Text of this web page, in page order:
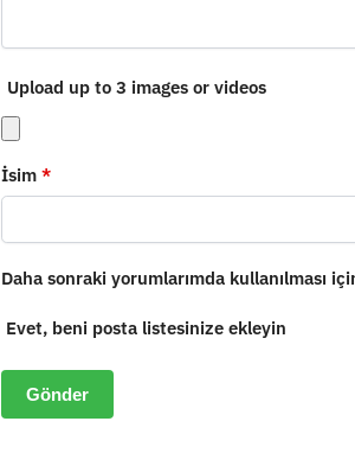
Upload up to 3 images or videos
İsim *
Daha sonraki yorumlarımda kullanılması
Evet, beni posta listesinize ekleyin